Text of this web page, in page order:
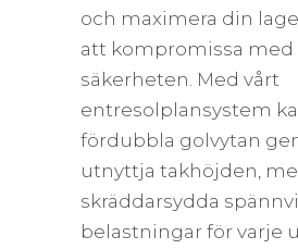
och maximera din
att kompromissa med
säkerheten. Med vårt
entresolplansystem
fördubbla golvytan
utnyttja takhöjden,
skräddarsydda
belastningar för varje